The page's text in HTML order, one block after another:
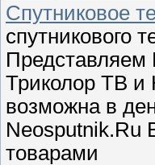
Спутниковое
спутникового
Представляем
Триколор ТВ и
возможна в
Neosputnik.Ru
товарами